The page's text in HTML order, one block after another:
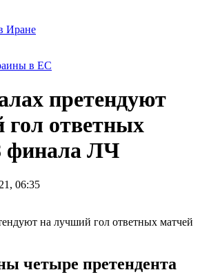
Иране
в ЕС
претендуют
ответных
финала ЛЧ
06:35
четыре претендента